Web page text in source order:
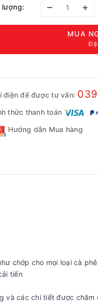
lượng: – +
MUA
điện để được tư vấn:
thức thanh toán
Hướng dẫn Mua hàng
chớp cho mọi loại cà
tiến
và các chi tiết được chăm